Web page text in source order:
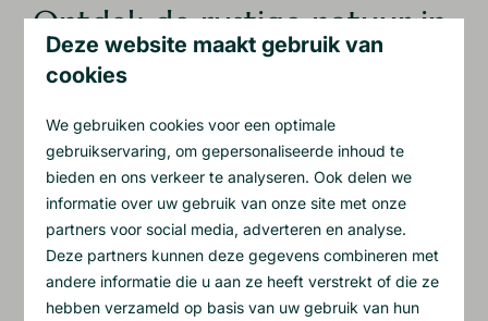
Ontdek de rustige natuur in
Drenthe
ontspannen in eensauna of jacuzzi. Het is een
complete beleving in één van de mooiste provincies
van Nederland. Drenthe staat bekend om haar
uitgestrekte natuur, pittoreske dorpjes en rijke
historie.
Stap vanuit het vakantiehuis de natuur in voor een
Deze website maakt gebruik van
cookies
We gebruiken cookies voor een optimale
gebruikservaring, om gepersonaliseerde inhoud te
bieden en ons verkeer te analyseren. Ook delen we
informatie over uw gebruik van onze site met onze
partners voor social media, adverteren en analyse.
Deze partners kunnen deze gegevens combineren met
andere informatie die u aan ze heeft verstrekt of die ze
hebben verzameld op basis van uw gebruik van hun